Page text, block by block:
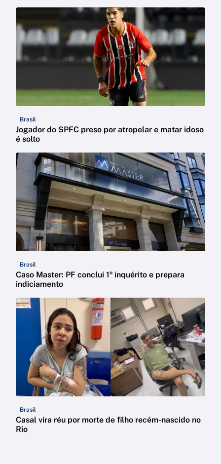
Brasil
Jogador do SPFC preso por atropelar e matar idoso
é solto
Brasil
Caso Master: PF conclui 1º inquérito e prepara
indiciamento
Brasil
Casal vira réu por morte de filho recém-nascido no
Rio